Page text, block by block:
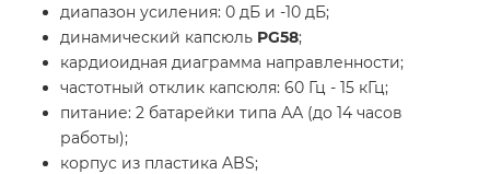
диапазон усиления: 0 дБ и -10 дБ;
динамический капсюль PG58;
кардиоидная диаграмма направленности;
частотный отклик капсюля: 60 Гц - 15 кГц;
питание: 2 батарейки типа АА (до 14 часов
работы);
корпус из пластика ABS;